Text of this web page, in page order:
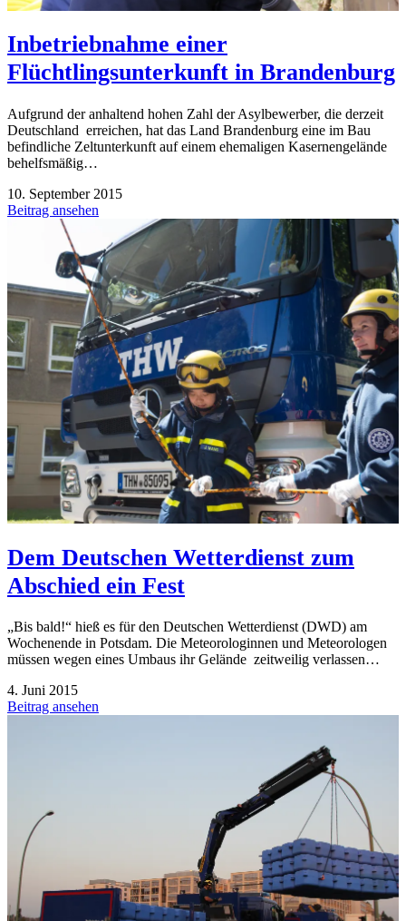
Inbetriebnahme einer
Flüchtlingsunterkunft in Brandenburg
Aufgrund der anhaltend hohen Zahl der Asylbewerber, die derzeit
Deutschland erreichen, hat das Land Brandenburg eine im Bau
befindliche Zeltunterkunft auf einem ehemaligen Kasernengelände
behelfsmäßig…
10. September 2015
Beitrag ansehen
Dem Deutschen Wetterdienst zum
Abschied ein Fest
„Bis bald!“ hieß es für den Deutschen Wetterdienst (DWD) am
Wochenende in Potsdam. Die Meteorologinnen und Meteorologen
müssen wegen eines Umbaus ihr Gelände zeitweilig verlassen…
4. Juni 2015
Beitrag ansehen